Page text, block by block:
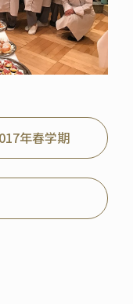
年春学期